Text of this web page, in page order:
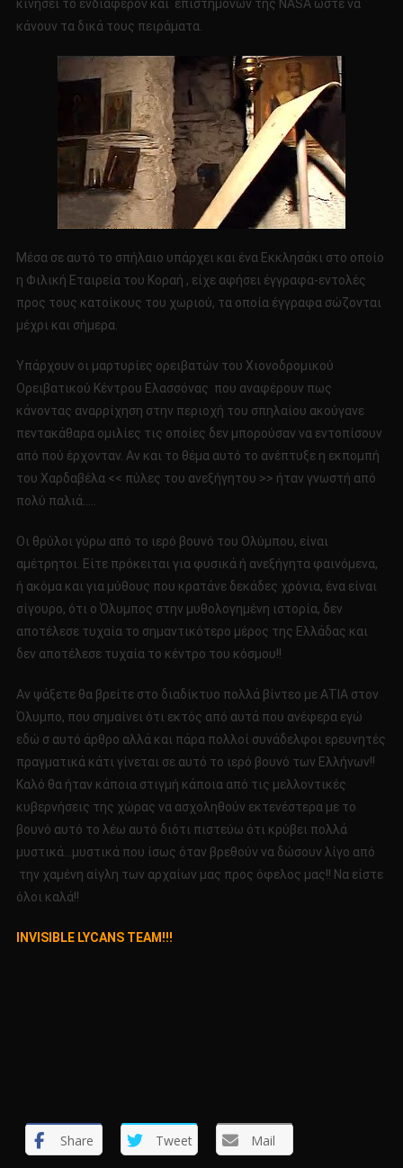
κινήσει το ενδιαφέρον και επιστημόνων της ΝΑSΑ ώστε να
κάνουν τα δικά τους πειράματα.
Μέσα σε αυτό το σπήλαιο υπάρχει και ένα Εκκλησάκι στο οποίο
η Φιλική Εταιρεία του Κοραή , είχε αφήσει έγγραφα-εντολές
προς τους κατοίκους του χωριού, τα οποία έγγραφα σώζονται
μέχρι και σήμερα.
Υπάρχουν οι μαρτυρίες ορειβατών του Χιονοδρομικού
Ορειβατικού Κέντρου Ελασσόνας που αναφέρουν πως
κάνοντας αναρρίχηση στην περιοχή του σπηλαίου ακούγανε
πεντακάθαρα ομιλίες τις οποίες δεν μπορούσαν να εντοπίσουν
από πού έρχονταν. Αν και το θέμα αυτό το ανέπτυξε η εκπομπή
του Χαρδαβέλα << πύλες του ανεξήγητου >> ήταν γνωστή από
πολύ παλιά…..
Οι θρύλοι γύρω από το ιερό βουνό του Ολύμπου, είναι
αμέτρητοι. Είτε πρόκειται για φυσικά ή ανεξήγητα φαινόμενα,
ή ακόμα και για μύθους που κρατάνε δεκάδες χρόνια, ένα είναι
σίγουρο, ότι ο Όλυμπος στην μυθολογημένη ιστορία, δεν
αποτέλεσε τυχαία το σημαντικότερο μέρος της Ελλάδας και
δεν αποτέλεσε τυχαία το κέντρο του κόσμου!!
Αν ψάξετε θα βρείτε στο διαδίκτυο πολλά βίντεο με ΑΤΙΑ στον
Όλυμπο, που σημαίνει ότι εκτός από αυτά που ανέφερα εγώ
εδώ σ αυτό άρθρο αλλά και πάρα πολλοί συνάδελφοι ερευνητές
πραγματικά κάτι γίνεται σε αυτό το ιερό βουνό των Ελλήνων!!
Καλό θα ήταν κάποια στιγμή κάποια από τις μελλοντικές
κυβερνήσεις της χώρας να ασχοληθούν εκτενέστερα με το
βουνό αυτό το λέω αυτό διότι πιστεύω ότι κρύβει πολλά
μυστικά…μυστικά που ίσως όταν βρεθούν να δώσουν λίγο από
την χαμένη αίγλη των αρχαίων μας προς όφελος μας!! Να είστε
όλοι καλά!!
INVISIBLE LYCANS TEAM!!!
Share Tweet Mail